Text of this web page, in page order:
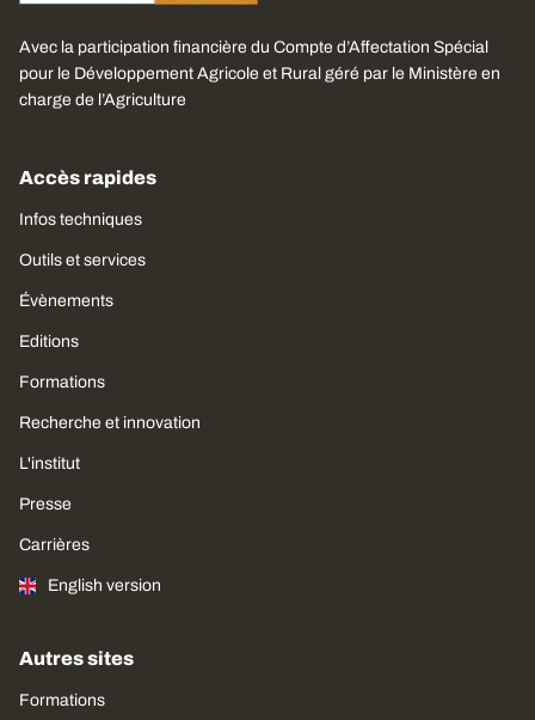
Avec la participation financière du Compte d’Affectation Spécial
pour le Développement Agricole et Rural géré par le Ministère en
charge de l’Agriculture
Accès rapides
Infos techniques
Outils et services
Évènements
Editions
Formations
Recherche et innovation
L'institut
Presse
Carrières
English version
Autres sites
Formations